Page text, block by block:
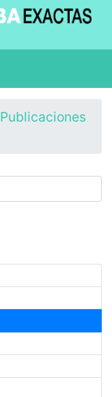
Publicaciones